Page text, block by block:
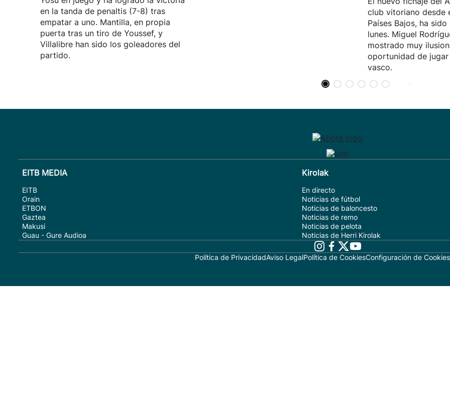
en la tanda de penaltis (7-8) tras
empatar a uno. Mantilla, en propia
puerta tras un tiro de Youssef, y
Villalibre han sido los goleadores del
partido.
club vitoriano desde
Países Bajos, ha
lunes. Miguel
mostrado muy
oportunidad de
vasco.
EITB MEDIA
EITB
Orain
ETBON
Gaztea
Makusi
Guau - Gure Audioa
Kirolak
En directo
Noticias de fútbol
Noticias de baloncesto
Noticias de remo
Noticias de pelota
Noticias de Herri Kirolak
Política de PrivacidadAviso LegalPolítica de CookiesConfiguración de Cookies